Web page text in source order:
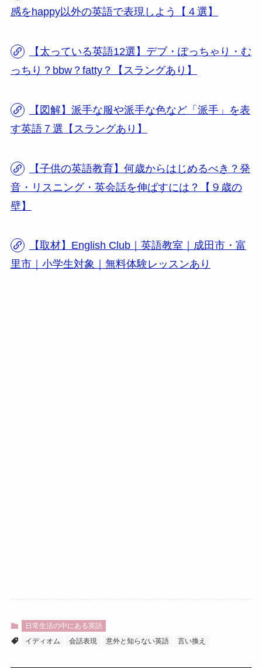
感をhappy以外の英語で表現しよう【４選】
【太っている英語12選】デブ・ぽっちゃり・む
っちり？bbw？fatty？【スラングあり】
【図解】派手な服や派手な色など「派手」を表
す英語７選【スラングあり】
【子供の英語教育】何歳からはじめるべき？発
音・リスニング・英会話を伸ばすには？【９歳の
壁】
【取材】English Club｜英語教室｜成田市・富
里市｜小学生対象｜無料体験レッスンあり
日常生活の中にある英語
イディオム
会話表現 意外と知らない英語 言い換え